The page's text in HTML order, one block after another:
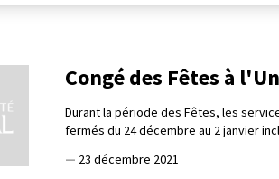
Congé des Fêtes à
Durant la période des Fêtes, les
fermés du 24 décembre au 2 janvier
— 23 décembre 2021